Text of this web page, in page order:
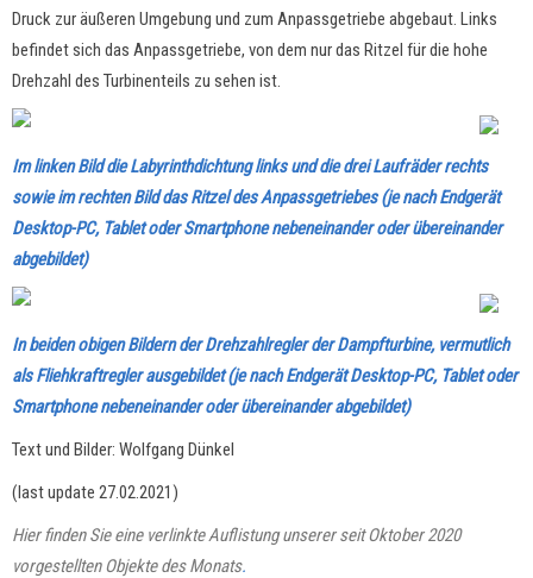
Druck zur äußeren Umgebung und zum Anpassgetriebe abgebaut. Links
befindet sich das Anpassgetriebe, von dem nur das Ritzel für die hohe
Drehzahl des Turbinenteils zu sehen ist.
Im linken Bild die Labyrinthdichtung links und die drei Laufräder rechts
sowie im rechten Bild das Ritzel des Anpassgetriebes (je nach Endgerät
Desktop-PC, Tablet oder Smartphone nebeneinander oder übereinander
abgebildet)
In beiden obigen Bildern der Drehzahlregler der Dampfturbine, vermutlich
als Fliehkraftregler ausgebildet(je nach Endgerät Desktop-PC, Tablet oder
Smartphone nebeneinander oder übereinander abgebildet)
Text und Bilder: Wolfgang Dünkel
(last update 27.02.2021)
Hier finden Sie eine verlinkte Auflistung unserer seit Oktober 2020
vorgestellten Objekte des Monats.